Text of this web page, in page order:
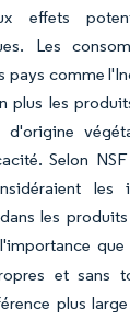
effets
Les
pays comme
plus les
Selon
les
les
et sans
plus